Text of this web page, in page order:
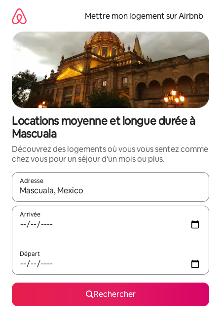
directement
contenu
Mettre mon logement sur Airbnb
Locations moyenne et longue durée à
Mascuala
Découvrez des logements où vous vous sentez comme
chez vous pour un séjour d'un mois ou plus.
Adresse
Lorsque les résultats s'affichent, utilisez les flèches vers le
Arrivée
Départ
Rechercher